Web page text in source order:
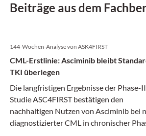
Beiträge aus dem
144-Wochen-Analyse von ASK4FIRST
CML-Erstlinie: Asciminib bleibt
TKI überlegen
Die langfristigen Ergebnisse der Phase-
Studie ASC4FIRST bestätigen den
nachhaltigen Nutzen von Asciminib bei
diagnostizierter CML in chronischer